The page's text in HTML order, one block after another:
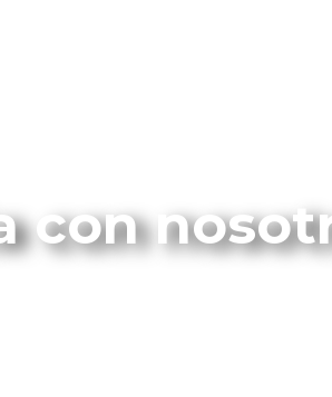
con